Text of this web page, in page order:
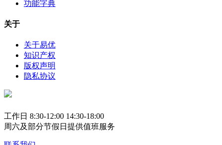
功能字典
关于
关于易优
知识产权
版权声明
隐私协议
工作日 8:30-12:00 14:30-18:00
周六及部分节假日提供值班服务